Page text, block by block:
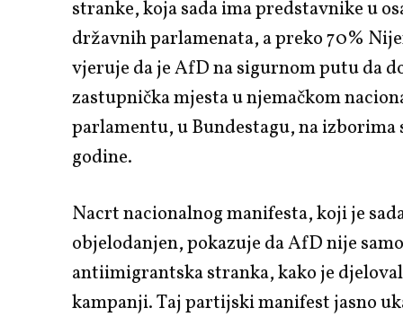
stranke, koja sada ima predstavnike u
državnih parlamenata, a preko 70%
vjeruje da je AfD na sigurnom putu da
zastupnička mjesta u njemačkom
parlamentu, u Bundestagu, na izborima
godine.
Nacrt nacionalnog manifesta, koji je
objelodanjen, pokazuje da AfD nije samo
antiimigrantska stranka, kako je
kampanji. Taj partijski manifest jasno